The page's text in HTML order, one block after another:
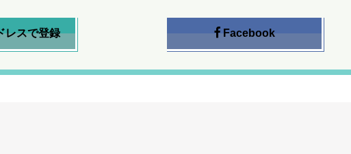
レスで登録 Facebook